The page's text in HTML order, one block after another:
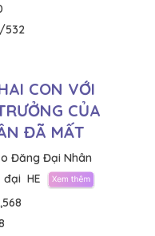
532
CON VỚI
CỦA
ĐÃ MẤT
Đăng Đại Nhân
đại HE